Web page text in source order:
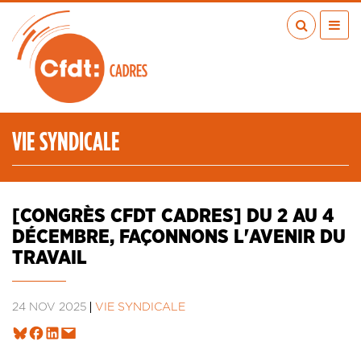
contenu
principal
ACTUALITÉS
PUBLICATIONS
EN RÉGION
QUI SOMMES-NOUS ?
LES TRANSITIONS JUSTES
IA
ESPACE ADHÉRENTS
ADHÉRER
VIE SYNDICALE
[CONGRÈS CFDT CADRES] DU 2 AU 4
DÉCEMBRE, FAÇONNONS L'AVENIR DU
TRAVAIL
24 NOV 2025 VIE SYNDICALE